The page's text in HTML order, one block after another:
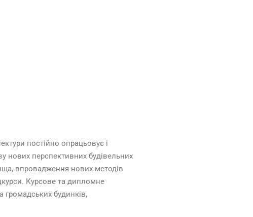
постійно опрацьовує і
нових перспективних будівельних
впровадження нових методів
Курсове та дипломне
громадських будинків,